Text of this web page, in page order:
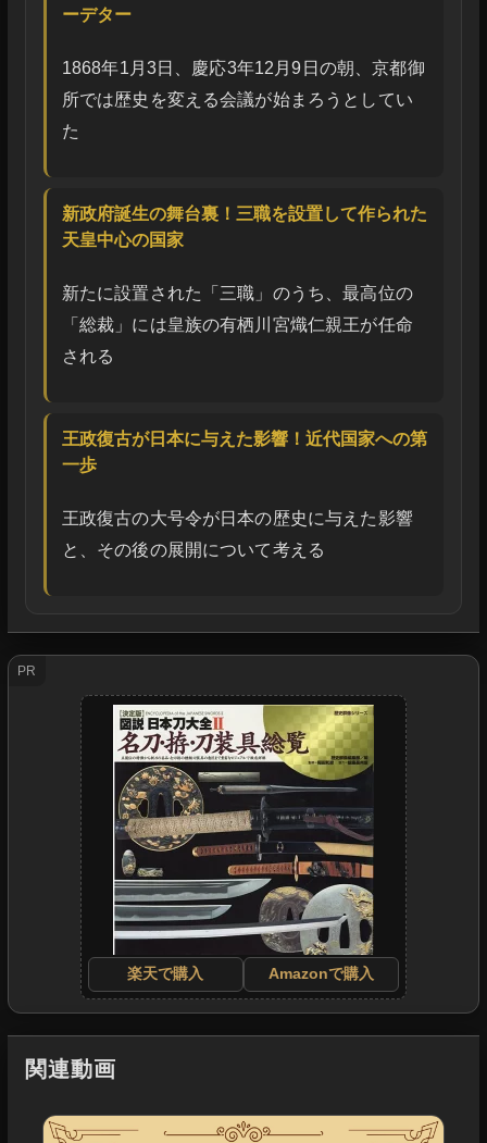
ーデター
1868年1月3日、慶応3年12月9日の朝、京都御
所では歴史を変える会議が始まろうとしてい
た
新政府誕生の舞台裏！三職を設置して作られた
天皇中心の国家
新たに設置された「三職」のうち、最高位の
「総裁」には皇族の有栖川宮熾仁親王が任命
される
王政復古が日本に与えた影響！近代国家への第
一歩
王政復古の大号令が日本の歴史に与えた影響
と、その後の展開について考える
PR
楽天で購入 Amazonで購入
関連動画